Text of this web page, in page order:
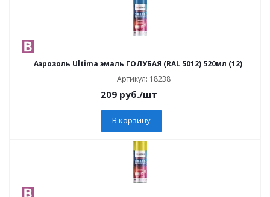
Аэрозоль Ultima эмаль ГОЛУБАЯ (RAL 5012) 520мл (12)
Артикул: 18238
209 руб./шт
В корзину